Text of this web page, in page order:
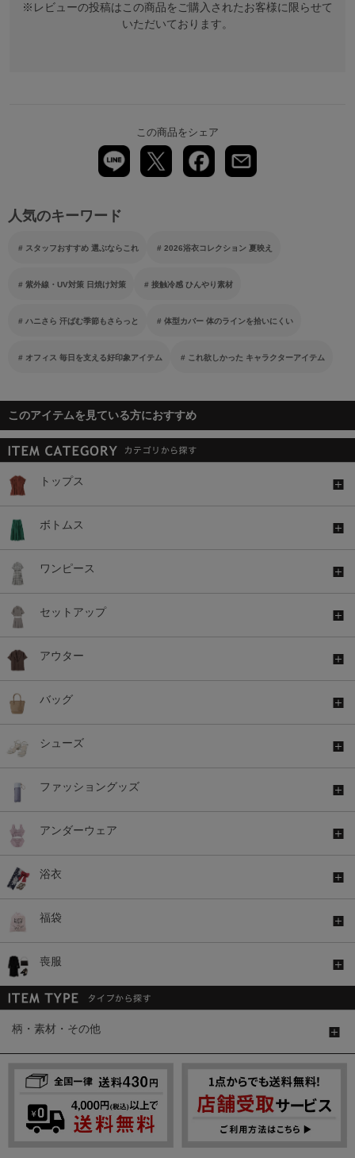
※レビューの投稿はこの商品をご購入されたお客様に限らせて
いただいております。
この商品をシェア
人気のキーワード
スタッフおすすめ 選ぶならこれ 2026浴衣コレクション 夏映え
紫外線・UV対策 日焼け対策 接触冷感 ひんやり素材
ハニさら 汗ばむ季節もさらっと 体型カバー 体のラインを拾いにくい
オフィス 毎日を支える好印象アイテム これ欲しかった キャラクターアイテム
このアイテムを見ている方におすすめ
トップス
ボトムス
ワンピース
セットアップ
アウター
バッグ
シューズ
ファッショングッズ
アンダーウェア
浴衣
福袋
喪服
柄・素材・その他